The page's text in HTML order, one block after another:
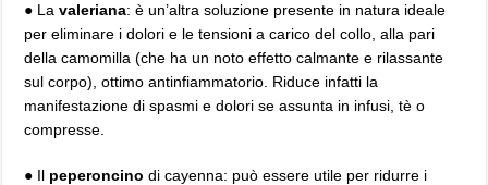
● Lavaleriana: è un’altra soluzione presente in natura ideale
per eliminare i dolori e le tensioni a carico del collo, alla pari
della camomilla (che ha un noto effetto calmante e rilassante
sul corpo), ottimo antinfiammatorio. Riduce infatti la
manifestazione di spasmi e dolori se assunta in infusi, tè o
compresse.
● Il peperoncino di cayenna: può essere utile per ridurre i